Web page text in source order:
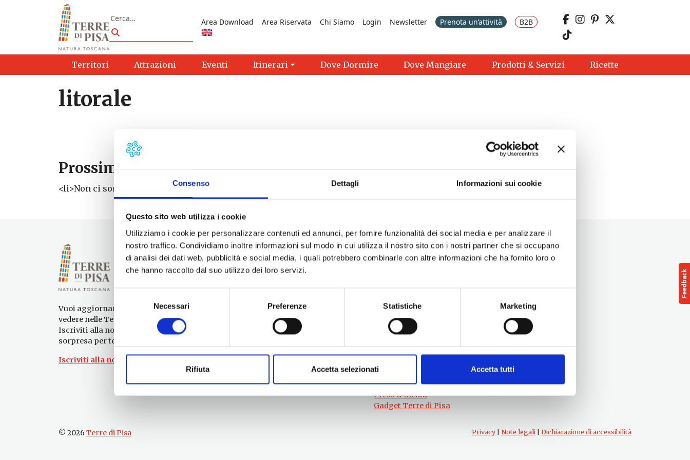
Consenso Dettagli Informazioni sui cookie
Questo sito web utilizza i cookie
Utilizziamo i cookie per personalizzare contenuti ed annunci, per fornire funzionalità dei social media e per analizzare il
nostro traffico. Condividiamo inoltre informazioni sul modo in cui utilizza il nostro sito con i nostri partner che si occupano
di analisi dei dati web, pubblicità e social media, i quali potrebbero combinarle con altre informazioni che ha fornito loro o
che hanno raccolto dal suo utilizzo dei loro servizi.
del
Necessari Preferenze Statistiche Marketing
Rifiuta Accetta selezionati Accetta tutti
Vai al contenuto
Cerca
Cerca
Area Download Area Riservata Chi Siamo Login Newsletter Prenota un’attività B2B
Territori Attrazioni Eventi Itinerari Dove Dormire Dove Mangiare Prodotti & Servizi Ricette
litorale
Prossimi eventi
<li>Non ci sono eventi con questo tag</li>
Vuoi aggiornamenti su cosa fare e cosa
vedere nelle Terre di Pisa?
Iscriviti alla nostra newsletter! Subito una
sorpresa per te!
Iscriviti alla nostra Newsletter!
Per informazioni
Servizio Promozione e Sviluppo delle
Ufficio Internazionalizzazione,
Turismo e Beni Culturali
turismo@tno.camcom.it
#lemieTerrediPisa
Esperienze
Territori
Prodotti e Servizi
Chi Siamo
Press & media
Gadget Terre di Pisa
Seguici su
© 2026 Terre di Pisa Privacy| Note legali Dichiarazione di accessibilità